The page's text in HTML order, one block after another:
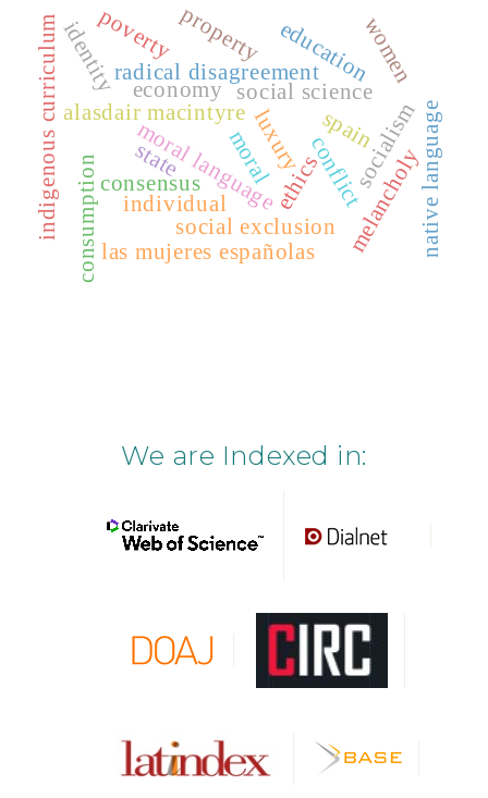
alasdair macintyre
social science
conflict
consensus
radical disagreement
ethics
moral language
luxury
consumption moral
economy
melancholy
property
socialism
individual
state
education
social exclusion
poverty
indigenous curriculum native language
identity
las mujeres españolas
spain
women
We are Indexed in: